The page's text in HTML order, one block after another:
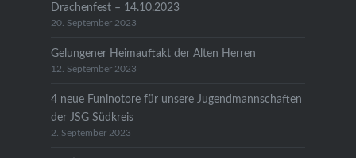
Drachenfest – 14.10.2023
20. September 2023
Gelungener Heimauftakt der Alten Herren
12. September 2023
4 neue Funinotore für unsere Jugendmannschaften
der JSG Südkreis
2. September 2023